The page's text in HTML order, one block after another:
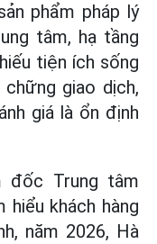
phẩm pháp lý
tâm, hạ tầng
tiện ích sống
giao dịch,
giá là ổn định
đốc Trung tâm
khách hàng
năm 2026, Hà